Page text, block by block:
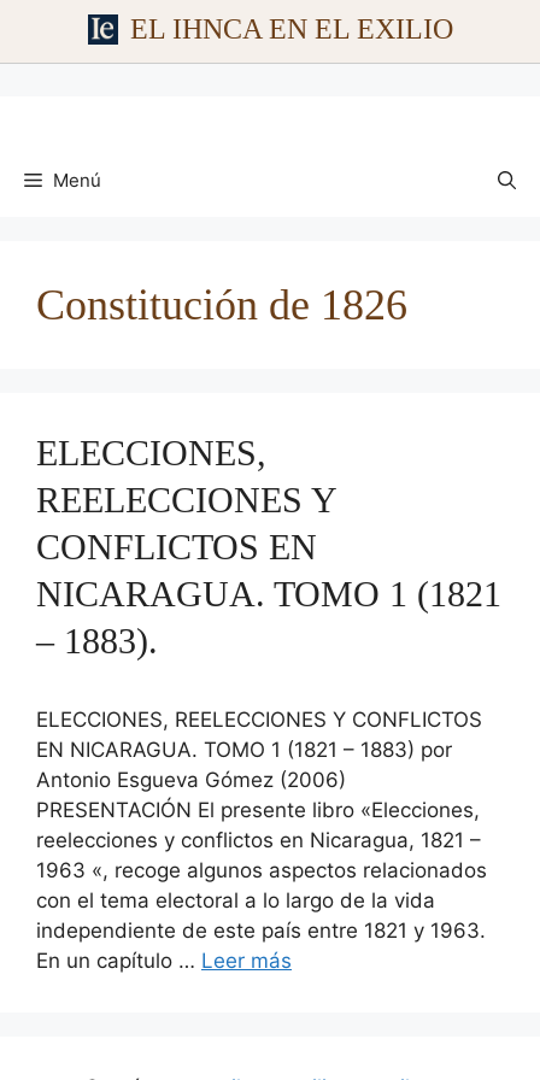
EL IHNCA EN EL EXILIO
contenido
Menú
Constitución de 1826
ELECCIONES,
REELECCIONES Y
CONFLICTOS EN
NICARAGUA. TOMO 1 (1821
– 1883).
ELECCIONES, REELECCIONES Y CONFLICTOS
EN NICARAGUA. TOMO 1 (1821 – 1883) por
Antonio Esgueva Gómez (2006)
PRESENTACIÓN El presente libro «Elecciones,
reelecciones y conflictos en Nicaragua, 1821 –
1963 «, recoge algunos aspectos relacionados
con el tema electoral a lo largo de la vida
independiente de este país entre 1821 y 1963.
En un capítulo … Leer más